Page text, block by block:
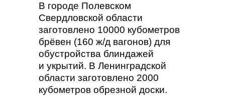
В городе Полевском
Свердловской области
заготовлено 10000 кубометров
брёвен (160 ж/д вагонов) для
обустройства блиндажей
и укрытий. В Ленинградской
области заготовлено 2000
кубометров обрезной доски.